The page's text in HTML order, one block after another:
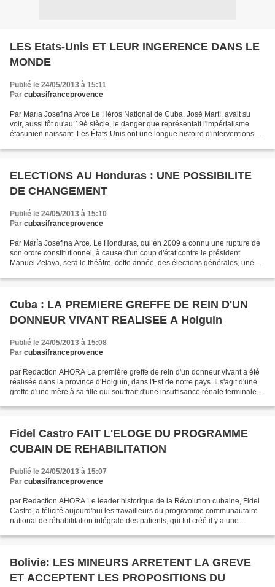
LES Etats-Unis ET LEUR INGERENCE DANS LE
MONDE
Publié le 24/05/2013 à 15:11
Par cubasifranceprovence
Par María Josefina Arce Le Héros National de Cuba, José Martí, avait su
voir, aussi tôt qu'au 19è siècle, le danger que représentait l'impérialisme
étasunien naissant. Les États-Unis ont une longue histoire d'interventions
ELECTIONS AU Honduras : UNE POSSIBILITE
DE CHANGEMENT
Publié le 24/05/2013 à 15:10
Par cubasifranceprovence
Par María Josefina Arce. Le Honduras, qui en 2009 a connu une rupture de
son ordre constitutionnel, à cause d'un coup d'état contre le président
Manuel Zelaya, sera le théâtre, cette année, des élections générales, une
Cuba : LA PREMIERE GREFFE DE REIN D'UN
DONNEUR VIVANT REALISEE A Holguin
Publié le 24/05/2013 à 15:08
Par cubasifranceprovence
par Redaction AHORA La première greffe de rein d'un donneur vivant a été
réalisée dans la province d'Holguín, dans l'Est de notre pays. Il s'agit d'une
greffe d'une mère à sa fille qui souffrait d'une insuffisance rénale terminale.
Fidel Castro FAIT L'ELOGE DU PROGRAMME
CUBAIN DE REHABILITATION
Publié le 24/05/2013 à 15:07
Par cubasifranceprovence
par Redaction AHORA Le leader historique de la Révolution cubaine, Fidel
Castro, a félicité aujourd'hui les travailleurs du programme communautaire
national de réhabilitation intégrale des patients, qui fut créé il y a une
Bolivie: LES MINEURS ARRETENT LA GREVE
ET ACCEPTENT LES PROPOSITIONS DU